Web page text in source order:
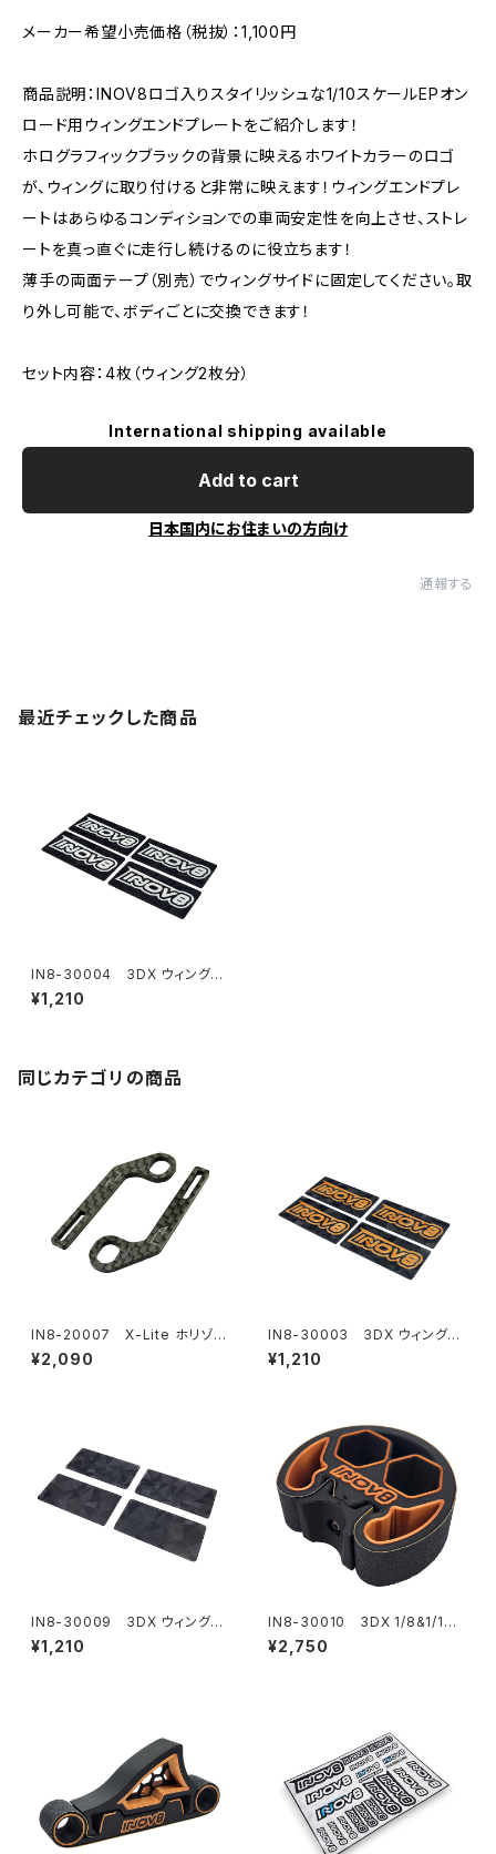
メーカー希望小売価格（税抜）：1,100円
商品説明：INOV8ロゴ入りスタイリッシュな1/10スケールEPオン
ロード用ウィングエンドプレートをご紹介します！
ホログラフィックブラックの背景に映えるホワイトカラーのロゴ
が、ウィングに取り付けると非常に映えます！ウィングエンドプレ
ートはあらゆるコンディションでの車両安定性を向上させ、ストレ
ートを真っ直ぐに走行し続けるのに役立ちます！
薄手の両面テープ（別売）でウィングサイドに固定してください。取
り外し可能で、ボディごとに交換できます！
セット内容：4枚（ウィング2枚分）
International shipping available
Add to cart
日本国内にお住まいの方向け
通報する
最近チェックした商品
IN8-30004 3DX ウィング
エンドプレート 1/10 EP オンロ
ード用 - INOV8ホワイトロゴ
¥1,210
同じカテゴリの商品
IN8-20007 X-Lite ホリゾン
タルリアボディマウント用カーボ
ンエクステンション Type4L
¥2,090
IN8-30003 3DX ウィング
エンドプレート 1/10 EP オンロ
ード用 - INOV8ブロンズロゴ
¥1,210
IN8-30009 3DX ウィング
エンドプレート 1/10 EP オンロ
ード用 - ホログラフィック
¥1,210
IN8-30010 3DX 1/8&1/10
オンロードホイールアーチサン
ダー
¥2,750